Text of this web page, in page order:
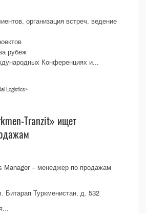
организация встреч, ведение
рубеж
Конференциях и...
Logistics»
Tranzit» ищет
Manager – менеджер по продажам
Битарап Туркменистан, д. 532